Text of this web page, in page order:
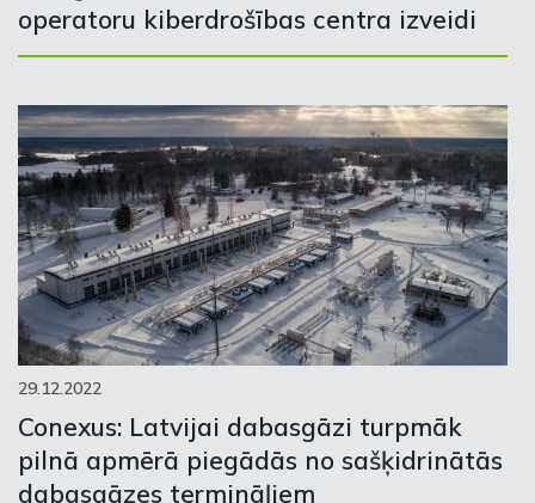
operatoru kiberdrošības centra izveidi
29.12.2022
Conexus: Latvijai dabasgāzi turpmāk
pilnā apmērā piegādās no sašķidrinātās
dabasgāzes termināļiem